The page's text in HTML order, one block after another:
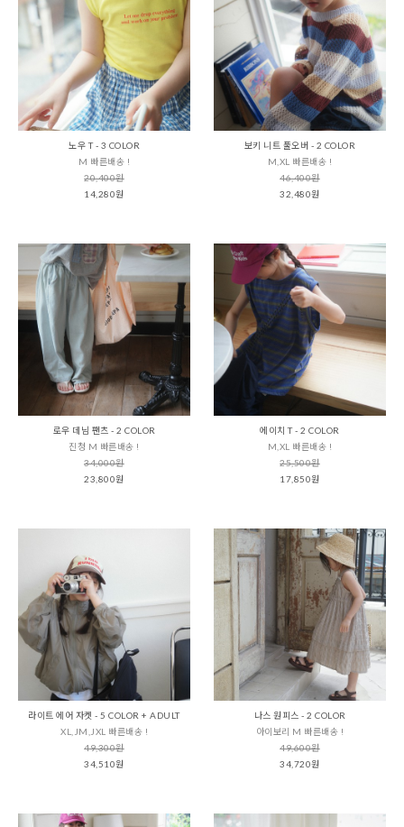
노우 T - 3 COLOR
M 빠른배송 !
20,400원
14,280원
보키 니트 풀오버 - 2 COLOR
M,XL 빠른배송 !
46,400원
32,480원
로우 데님 팬츠 - 2 COLOR
진청 M 빠른배송 !
34,000원
23,800원
에이치 T - 2 COLOR
M,XL 빠른배송 !
25,500원
17,850원
라이트 에어 자켓 - 5 COLOR + ADULT
XL,JM,JXL 빠른배송 !
49,300원
34,510원
나스 원피스 - 2 COLOR
아이보리 M 빠른배송 !
49,600원
34,720원